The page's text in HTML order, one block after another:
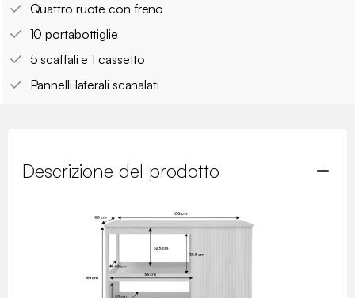
Quattro ruote con freno
10 portabottiglie
5 scaffali e 1 cassetto
Pannelli laterali scanalati
Descrizione del prodotto